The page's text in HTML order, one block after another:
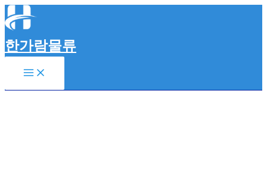
콘
텐
로
건
한가람물류
Main
Menu